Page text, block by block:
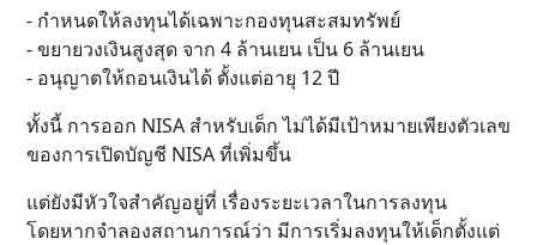
- กำหนดให้ลงทุนได้เฉพาะกองทุนสะสมทรัพย์
- ขยายวงเงินสูงสุด จาก 4 ล้านเยน เป็น 6 ล้านเยน
- อนุญาตให้ถอนเงินได้ ตั้งแต่อายุ 12 ปี
ทั้งนี้ การออก NISA สำหรับเด็ก ไม่ได้มีเป้าหมายเพียงตัวเลข
ของการเปิดบัญชี NISA ที่เพิ่มขึ้น
แต่ยังมีหัวใจสำคัญอยู่ที่ เรื่องระยะเวลาในการลงทุน
โดยหากจำลองสถานการณ์ว่า มีการเริ่มลงทุนให้เด็กตั้งแต่